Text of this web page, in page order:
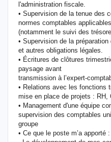
l'administration fiscale.
• Supervision de la tenue des
normes comptables
(notamment le suivi des
• Supervision de la
et autres obligations légales.
• Écritures de clôtures
paysage avant
transmission à l’expert-
• Relations avec les fonctions
mise en place de projets : RH,
• Management d'une équipe
supervision des comptables
groupe
• Ce que le poste m’a apporté :